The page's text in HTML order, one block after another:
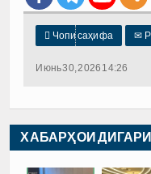
 Чопи саҳифа ✉
Июнь 30, 2026 14:26
ХАБАРҲОИ